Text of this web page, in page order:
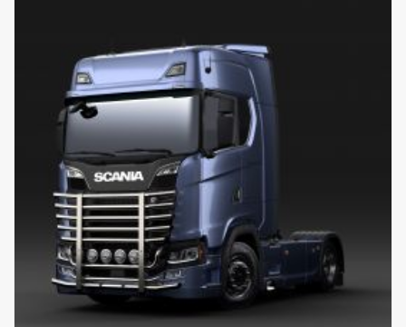
normaalit tai korkeat puskurit. 0 mm ulkoneva puskuri on
suositeltava parasta mahdollista maavaraa varten, mutta tämä
sopii myös 40 mm ulkoneviin puskureihin.
EI sovi mataliin puskureihin eikä ulkoneviin "XT"-teräspuskureihin.
Asennuslaitteisto, 8 x valokiinnikkeet ja asennusohjeet toimitetaan
mukana.
( Ei sisällä valoja )